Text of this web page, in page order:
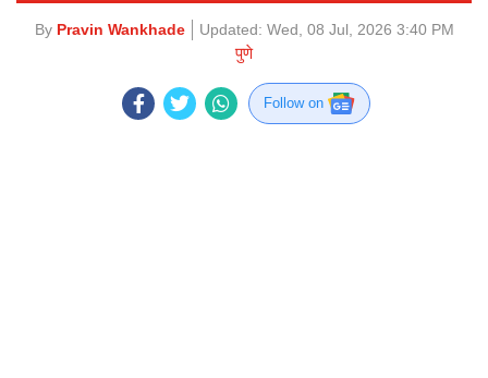
By Pravin Wankhade Updated: Wed, 08 Jul, 2026 3:40 PM
पुणे
Follow on